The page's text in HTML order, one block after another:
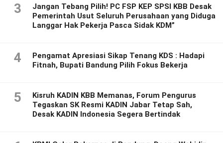
3
Jangan Tebang Pilih! PC FSP KEP SPSI KBB Desak
Pemerintah Usut Seluruh Perusahaan yang Diduga
Langgar Hak Pekerja Pasca Sidak KDM”
4
Pengamat Apresiasi Sikap Tenang KDS : Hadapi
Fitnah, Bupati Bandung Pilih Fokus Bekerja
5
Kisruh KADIN KBB Memanas, Forum Pengurus
Tegaskan SK Resmi KADIN Jabar Tetap Sah,
Desak KADIN Indonesia Segera Bertindak